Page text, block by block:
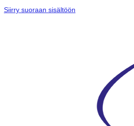
Siirry suoraan sisältöön